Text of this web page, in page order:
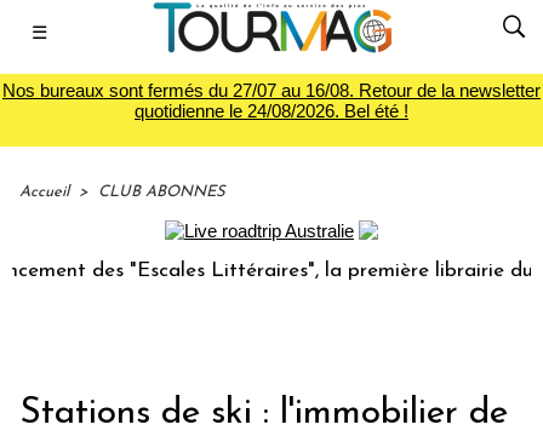
☰
Nos bureaux sont fermés du 27/07 au 16/08. Retour de la newsletter
quotidienne le 24/08/2026. Bel été !
Accueil > CLUB ABONNES
"Escales Littéraires", la première librairie du voyage
Stations de ski : l'immobilier de